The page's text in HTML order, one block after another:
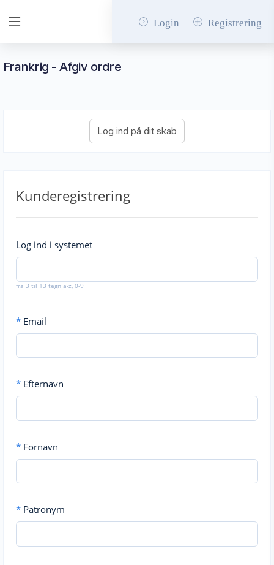
Login Registrering
Frankrig - Afgiv ordre
Kunderegistrering
Log ind i systemet
fra 3 til 13 tegn a-z, 0-9
* Email
* Efternavn
* Fornavn
* Patronym